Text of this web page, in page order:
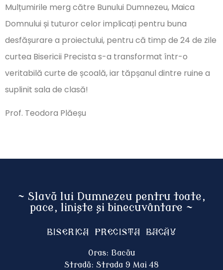
Mulțumirile merg către Bunului Dumnezeu, Maica
Domnului și tuturor celor implicați pentru buna
desfășurare a proiectului, pentru că timp de 24 de zile
curtea Bisericii Precista s-a transformat într-o
veritabilă curte de școală, iar tăpșanul dintre ruine a
suplinit sala de clasă!
Prof. Teodora Plăeșu
~ Slavă lui Dumnezeu pentru toate,
pace, liniște și binecuvântare ~
Biserica Precista BACĂU
Oras: Bacău
Stradă: Strada 9 Mai 48